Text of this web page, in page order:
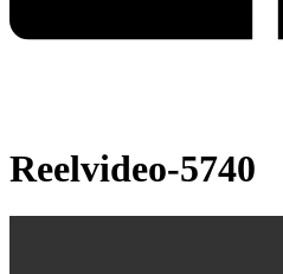
Reelvideo-5740